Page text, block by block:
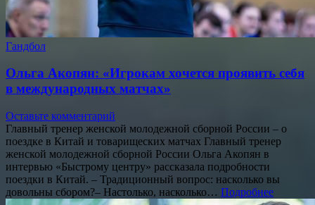
Гандбол
Ольга Акопян: «Игрокам хочется проявить себя
в международных матчах»
Оставьте комментарий
Главный тренер женской молодежной сборной России – о
поездке в Китай и товарищеских матчах Главный тренер
женской молодежной сборной России Ольга Акопян в
интервью «Быстрому центру» рассказала подробности
поездки в Китай. – Традиционный вопрос: насколько вы
довольны сбором?– Настолько, насколько… Подробнее